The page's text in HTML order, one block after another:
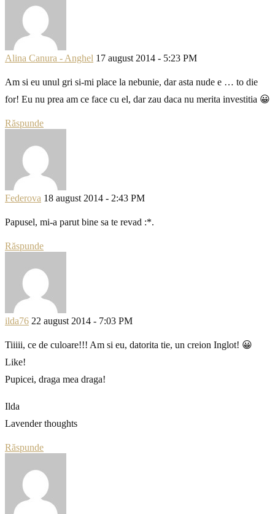
Alina Canura - Anghel 17 august 2014 - 5:23 PM
Am si eu unul gri si-mi place la nebunie, dar asta nude e … to die
for! Eu nu prea am ce face cu el, dar zau daca nu merita investitia 😀
Răspunde
Federova 18 august 2014 - 2:43 PM
Papusel, mi-a parut bine sa te revad :*.
Răspunde
ilda76 22 august 2014 - 7:03 PM
Tiiiii, ce de culoare!!! Am si eu, datorita tie, un creion Inglot! 😀
Like!
Pupicei, draga mea draga!
Ilda
Lavender thoughts
Răspunde